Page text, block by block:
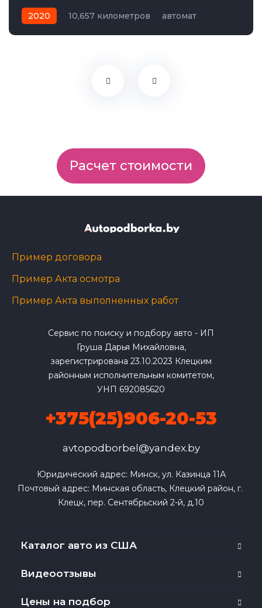
2020 10,657 километров
автомат
Расчет стоимости
Пример договора
Пример Акта осмотра
Пример Акта выполненных работ
Сервис по поиску и подбору авто - ИП
Груша Дарья Михайловна,
зарегистрирована 23.10.2023 Клецким
районным исполнительным комитетом,
УНП 692085620
+375(25)906-20-53
avtopodborbel@yandex.by
Юридический адрес: Минск, ул. Казинца 11А
Почтовый адрес: Минская область, Клецкий район, г.
Клецк, пер. Сентябрьский 2-й, д.10
Каталог авто из США
Видеоотзывы
Цены на подбор